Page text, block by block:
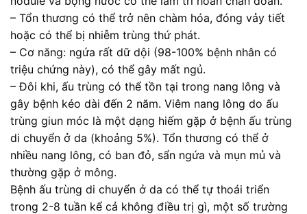
– Tổn thương có thể trở nên chàm hóa, đóng vảy tiết
hoặc có thể bị nhiễm trùng thứ phát.
– Cơ năng: ngứa rất dữ dội (98-100% bệnh nhân có
triệu chứng này), có thể gây mất ngủ.
– Đôi khi, ấu trùng có thể tồn tại trong nang lông và
gây bệnh kéo dài đến 2 năm. Viêm nang lông do ấu
trùng giun móc là một dạng hiếm gặp ở bệnh ấu trùng
di chuyển ở da (khoảng 5%). Tổn thương có thể ở
nhiều nang lông, có ban đỏ, sẩn ngứa và mụn mủ và
thường gặp ở mông.
Bệnh ấu trùng di chuyển ở da có thể tự thoái triển
trong 2-8 tuần kể cả không điều trị gì, một số trường